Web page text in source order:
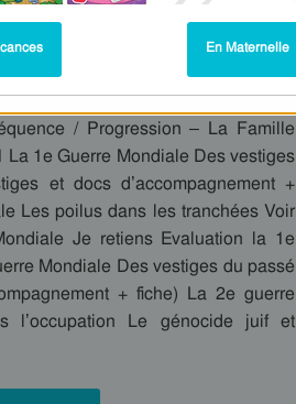
: CM1
/ Progression – La Famille
La 1e Guerre Mondiale Des vestiges
et docs d’accompagnement +
Les poilus dans les tranchées Voir
Je retiens Evaluation la 1e
Mondiale Des vestiges du passé
+ fiche) La 2e guerre
l’occupation Le génocide juif et
En Maternelle